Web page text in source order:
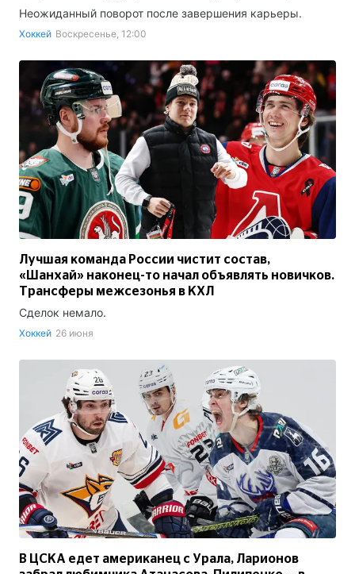
Неожиданный поворот после завершения карьеры.
Хоккей Воскресенье, 12:00
Лучшая команда России чистит состав,
«Шанхай» наконец-то начал объявлять новичков.
Трансферы межсезонья в КХЛ
Сделок немало.
Хоккей 26 июня
В ЦСКА едет американец с Урала, Ларионов